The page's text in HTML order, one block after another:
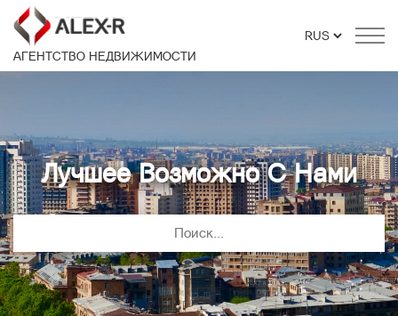
АГЕНТСТВО НЕДВИЖИМОСТИ
Лучшее Возможно С Нами